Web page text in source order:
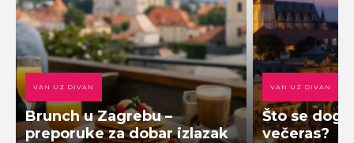
VAN UZ DIVAN
Brunch u Zagrebu –
preporuke za dobar izlazak
VAN UZ DIVAN
Što se
večeras?